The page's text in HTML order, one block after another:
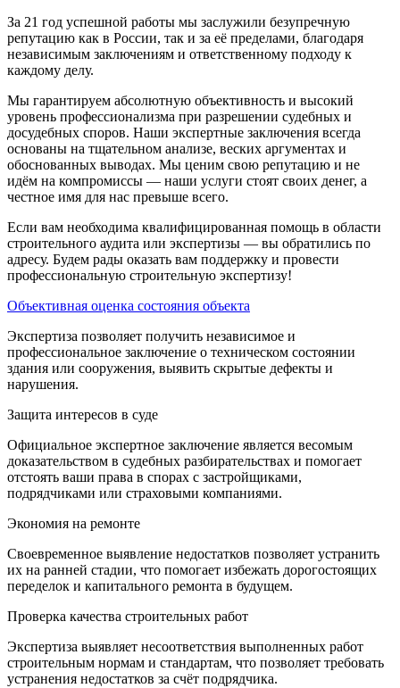
За 21 год успешной работы мы заслужили безупречную
репутацию как в России, так и за её пределами, благодаря
независимым заключениям и ответственному подходу к
каждому делу.
Мы гарантируем абсолютную объективность и высокий
уровень профессионализма при разрешении судебных и
досудебных споров. Наши экспертные заключения всегда
основаны на тщательном анализе, веских аргументах и
обоснованных выводах. Мы ценим свою репутацию и не
идём на компромиссы — наши услуги стоят своих денег, а
честное имя для нас превыше всего.
Если вам необходима квалифицированная помощь в области
строительного аудита или экспертизы — вы обратились по
адресу. Будем рады оказать вам поддержку и провести
профессиональную строительную экспертизу!
Объективная оценка состояния объекта
Экспертиза позволяет получить независимое и
профессиональное заключение о техническом состоянии
здания или сооружения, выявить скрытые дефекты и
нарушения.
Защита интересов в суде
Официальное экспертное заключение является весомым
доказательством в судебных разбирательствах и помогает
отстоять ваши права в спорах с застройщиками,
подрядчиками или страховыми компаниями.
Экономия на ремонте
Своевременное выявление недостатков позволяет устранить
их на ранней стадии, что помогает избежать дорогостоящих
переделок и капитального ремонта в будущем.
Проверка качества строительных работ
Экспертиза выявляет несоответствия выполненных работ
строительным нормам и стандартам, что позволяет требовать
устранения недостатков за счёт подрядчика.